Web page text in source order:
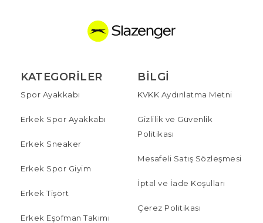
KATEGORILER
Spor Ayakkabı
Erkek Spor Ayakkabı
Erkek Sneaker
Erkek Spor Giyim
Erkek Tişört
Erkek Eşofman Takımı
BILGI
KVKK Aydınlatma Metni
Gizlilik ve Güvenlik
Politikası
Mesafeli Satış Sözleşmesi
İptal ve İade Koşulları
Çerez Politikası